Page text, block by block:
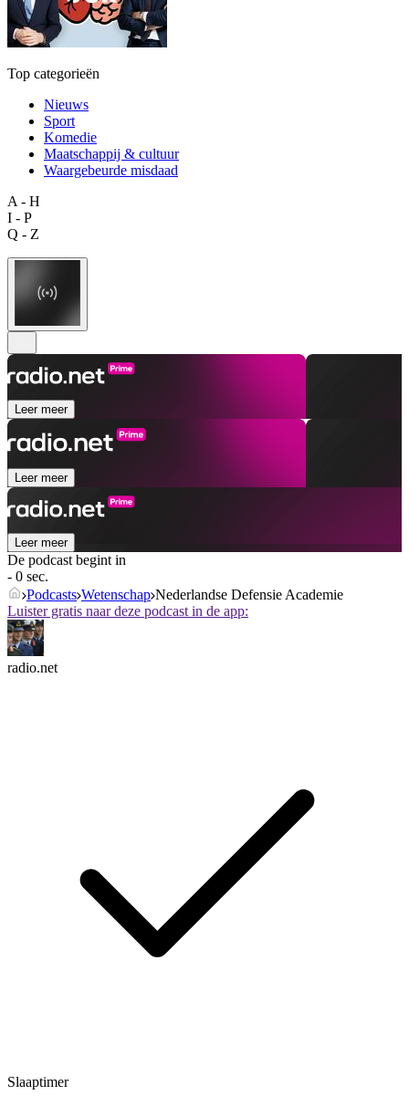
Top categorieën
Nieuws
Sport
Komedie
Maatschappij & cultuur
Waargebeurde misdaad
A - H
I - P
Q - Z
Leer meer
Leer meer
Leer meer
De podcast begint in
- 0 sec.
Podcasts Wetenschap Nederlandse Defensie Academie
Luister gratis naar deze podcast in de app:
radio.net
Slaaptimer